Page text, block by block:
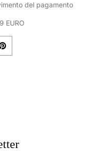
del pagamento
EURO